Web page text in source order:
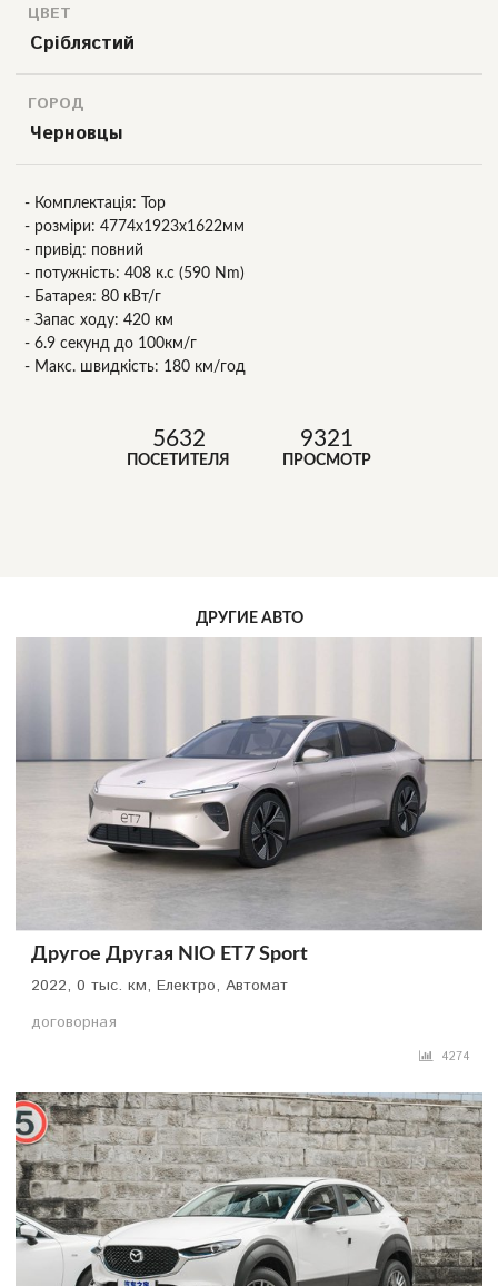
ЦВЕТ
Сріблястий
ГОРОД
Черновцы
- Комплектація: Top
- розміри: 4774х1923х1622мм
- привід: повний
- потужність: 408 к.с (590 Nm)
- Батарея: 80 кВт/г
- Запас ходу: 420 км
- 6.9 секунд до 100км/г
- Макс. швидкість: 180 км/год
5632
ПОСЕТИТЕЛЯ
9321
ПРОСМОТР
ДРУГИЕ АВТО
Другое Другая NIO ET7 Sport
2022, 0 тыс. км, Електро, Автомат
договорная
4274